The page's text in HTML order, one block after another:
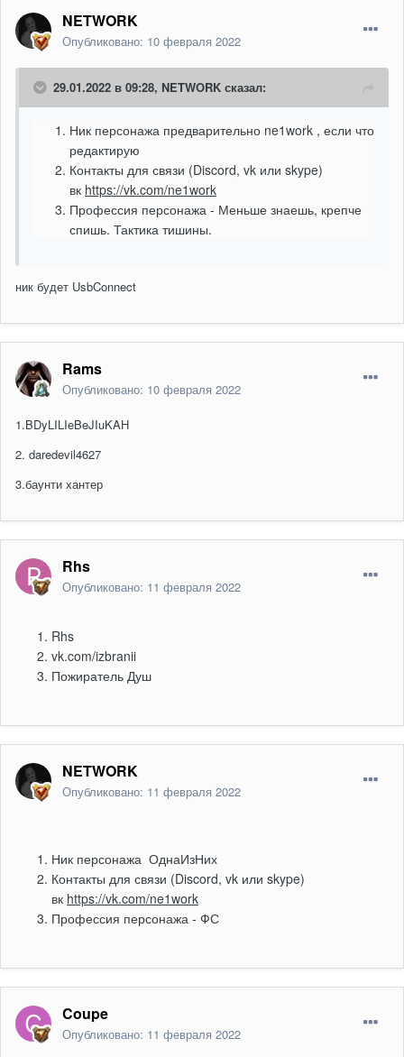
NETWORK
Опубликовано: 10 февраля 2022
29.01.2022 в 09:28, NETWORK сказал:
Ник персонажа предварительно ne1work , если что
редактирую
Контакты для связи (Discord, vk или skype)
вк https://vk.com/ne1work
Профессия персонажа - Меньше знаешь, крепче
спишь. Тактика тишины.
ник будет UsbConnect
Rams
Опубликовано: 10 февраля 2022
1.BDyLILIeBeJIuKAH
2. daredevil4627
3.баунти хантер
Rhs
Опубликовано: 11 февраля 2022
Rhs
vk.com/izbranii
Пожиратель Душ
NETWORK
Опубликовано: 11 февраля 2022
Ник персонажа ОднаИзНих
Контакты для связи (Discord, vk или skype)
вк https://vk.com/ne1work
Профессия персонажа - ФС
Coupe
Опубликовано: 11 февраля 2022